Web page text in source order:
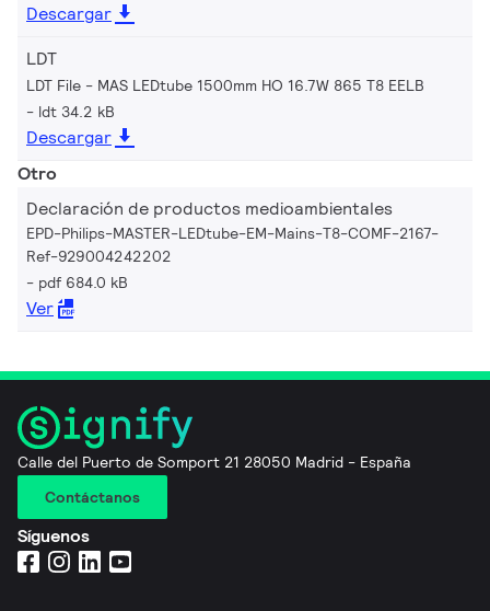
Descargar
LDT
LDT File - MAS LEDtube 1500mm HO 16.7W 865 T8 EELB
ldt 34.2 kB
Descargar
Otro
Declaración de productos medioambientales
EPD-Philips-MASTER-LEDtube-EM-Mains-T8-COMF-2167-
Ref-929004242202
pdf 684.0 kB
Ver
Calle del Puerto de Somport 21 28050 Madrid - España
Contáctanos
Síguenos